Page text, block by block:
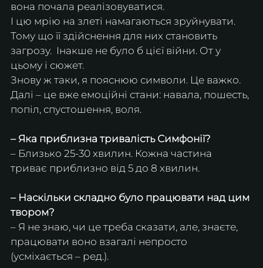
вона почала реалізовуватися.
І цю мрію на злеті намагаються зруйнувати.
Тому що її здійснення для них становить
загрозу.  Інакше не було б цієї війни. От у
цьому і сюжет.
Знову ж таки, я пояснюю символи. Це важко.
Далі – це вже емоційні стани: навала, пошесть,
попіл, спустошення, воля.
– Яка приблизна тривалість Симфонії?
– Близько 25-30 хвилин. Кожна частина
триває приблизно від 5 до 8 хвилин.
– Наскільки складно було працювати над цим
твором?
– Я не знаю, чи це треба сказати, але, знаєте,
працювати воно взагалі непросто
(усміхається – ред.).